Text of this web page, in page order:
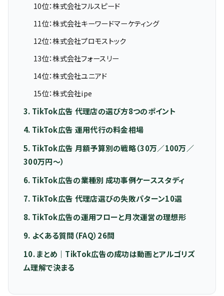
10位：株式会社フルスピード
11位：株式会社キーワードマーケティング
12位：株式会社プロモストック
13位：株式会社フォースリー
14位：株式会社ユニアド
15位：株式会社ipe
3. TikTok広告 代理店の選び方8つのポイント
4. TikTok広告 運用代行の料金相場
5. TikTok広告 月額予算別の戦略（30万／100万／
300万円〜）
6. TikTok広告の業種別 成功事例ケーススタディ
7. TikTok広告 代理店選びの失敗パターン10選
8. TikTok広告の運用フローと月次運営の理想形
9. よくある質問（FAQ）26問
10. まとめ｜TikTok広告の成功は動画とアルゴリズ
ム理解で決まる